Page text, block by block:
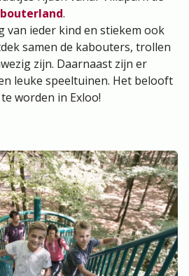
.
van ieder kind en stiekem ook
samen de kabouters, trollen
zijn. Daarnaast zijn er
leuke speeltuinen. Het belooft
worden in Exloo!